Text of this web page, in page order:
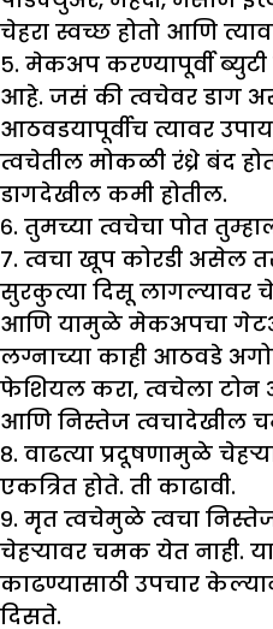
चेहरा स्वच्छ होतो आणि
५. मेकअप करण्यापूर्वी
आहे. जसं की त्वचेवर डाग
आठवडयापूर्वीच त्यावर
त्वचेतील मोकळी रंध्रे बंद
डागदेखील कमी होतील.
६. तुमच्या त्वचेचा पोत
७. त्वचा खूप कोरडी असेल
सुरकुत्या दिसू लागल्यावर
आणि यामुळे मेकअपचा
लग्नाच्या काही आठवडे
फेशियल करा, त्वचेला टोन
आणि निस्तेज त्वचादेखील
८. वाढत्या प्रदूषणामुळे
एकत्रित होते. ती काढावी.
९. मृत त्वचेमुळे त्वचा
चेहऱ्यावर चमक येत नाही.
काढण्यासाठी उपचार
दिसते.